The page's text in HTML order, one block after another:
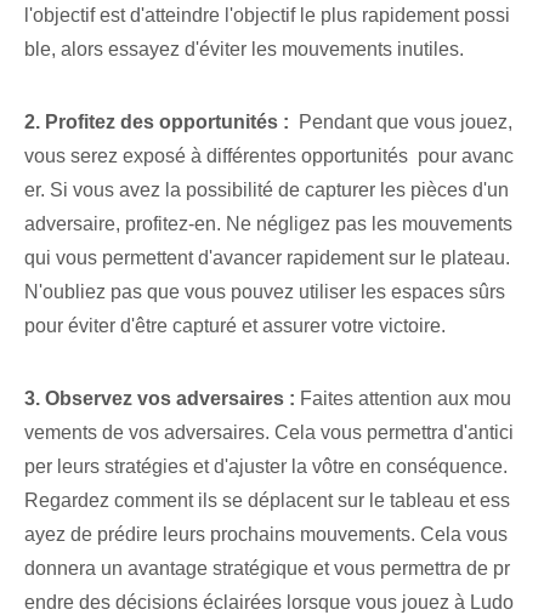
l'objectif est d'atteindre l'objectif le plus rapidement possi
ble, alors essayez d'éviter les mouvements inutiles.
2. Profitez des opportunités : ⁢ Pendant que vous‌ jouez,
vous serez exposé à différentes opportunités ‍ pour ⁤avanc
er. Si vous avez la possibilité de capturer les pièces d'un
adversaire, profitez-en. Ne négligez pas les mouvements
qui vous permettent d'avancer rapidement sur le plateau.
N'oubliez pas que vous pouvez utiliser les espaces sûrs
pour éviter d'être capturé et assurer votre victoire.
3. Observez vos adversaires : Faites attention aux mou
vements de vos adversaires. Cela vous permettra d'antici
per leurs stratégies et d'ajuster la vôtre en conséquence.
Regardez comment ils se déplacent sur le tableau et ess
ayez de prédire leurs prochains mouvements. ⁣Cela vous
donnera un avantage stratégique et vous permettra de pr
endre des décisions éclairées lorsque vous jouez à Ludo